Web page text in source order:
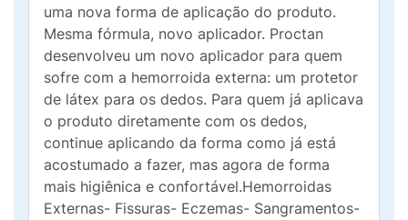
uma nova forma de aplicação do produto.
Mesma fórmula, novo aplicador. Proctan
desenvolveu um novo aplicador para quem
sofre com a hemorroida externa: um protetor
de látex para os dedos. Para quem já aplicava
o produto diretamente com os dedos,
continue aplicando da forma como já está
acostumado a fazer, mas agora de forma
mais higiênica e confortável.Hemorroidas
Externas- Fissuras- Eczemas- Sangramentos-